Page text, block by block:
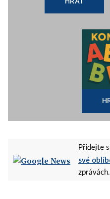
Přidejte
své
zprávách.